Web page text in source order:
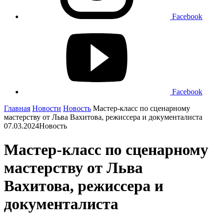
Facebook
Facebook
Главная Новости Новость Мастер-класс по сценарному
мастерству от Льва Вахитова, режиссера и документалиста
07.03.2024Новость
Мастер-класс по сценарному
мастерству от Льва
Вахитова, режиссера и
документалиста